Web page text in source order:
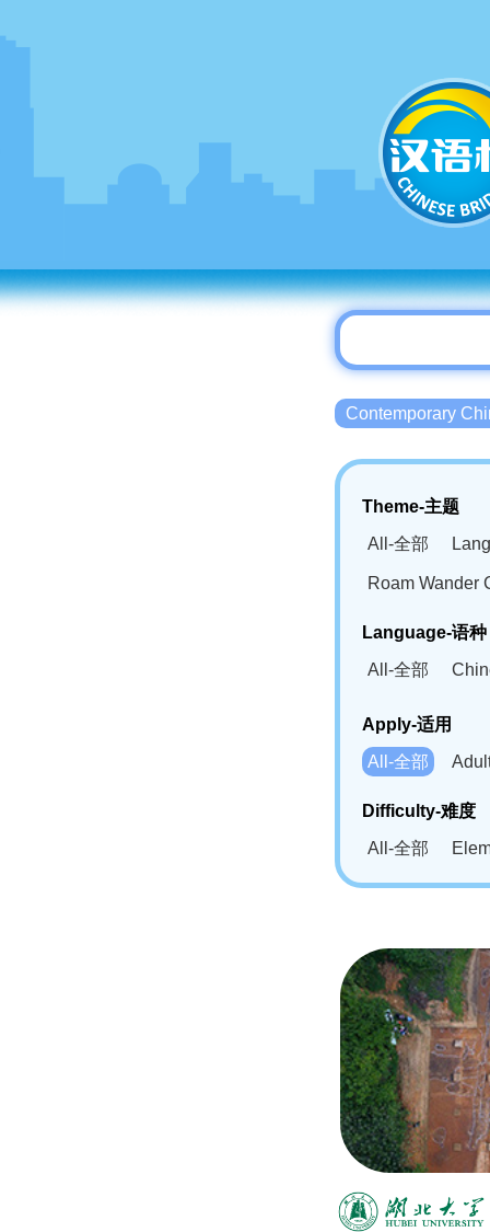
Contemporary
Theme-主题
All-全部
Roam Wander
Language-语种
All-全部
Bahasa
Swahili(SW)-
Apply-适用
All-全部
Difficulty-难度
All-全部